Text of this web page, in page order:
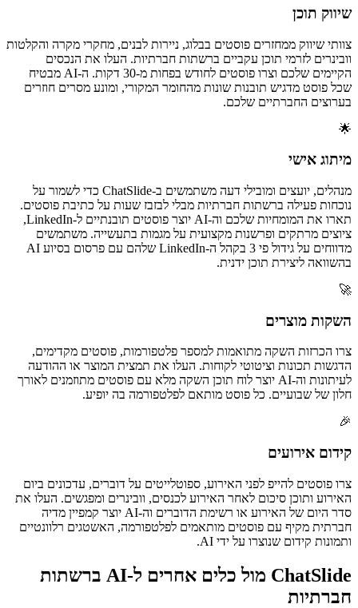
שיווק תוכן
צוותי שיווק ממחזרים פוסטים בבלוג, ניירות לבנים, מחקרי מקרה והקלטות
וובינרים לזרמי תוכן עקביים ברשתות חברתיות. העלו את הנכסים
הקיימים שלכם וצרו פוסטים לחודש בפחות מ-30 דקות. ה-AI מבטיח
שכל פוסט מדגיש תובנות שונות מהחומר המקורי, ומונע מסרים חוזרים
בערוצים החברתיים שלכם.
🌟
מיתוג אישי
מנהלים, יועצים ומובילי דעה משתמשים ב-ChatSlide כדי לשמור על
נוכחות פעילה ברשתות חברתיות מבלי לבזבז שעות על כתיבת פוסטים.
תארו את המומחיות שלכם וה-AI יוצר פוסטים תובנתיים ל-LinkedIn,
ציוצים מרתקים ופרשנות מקצועית על מגמות בתעשייה. משתמשים
מדווחים על גידול פי 3 בקהל ה-LinkedIn שלהם עם פרסום בסיוע AI
בהשוואה ליצירת תוכן ידנית.
🚀
השקות מוצרים
צרו הכרזות השקה מתואמות למספר פלטפורמות, פוסטים מקדימים,
הדגשות תכונות וציטוטי לקוחות. העלו את תמצית המוצר או ההודעה
לעיתונות וה-AI יוצר לוח תוכן השקה מלא עם פוסטים מתוזמנים לאורך
חלון של שבועיים. כל פוסט מותאם לפלטפורמה בה יופיע.
🎉
קידום אירועים
צרו פוסטים להייפ לפני האירוע, ספוטלייטים על דוברים, עדכונים ביום
האירוע ותוכן סיכום לאחר האירוע לכנסים, וובינרים ומפגשים. העלו את
סדר היום של האירוע או רשימת הדוברים וה-AI יוצר קמפיין מדיה
חברתית מקיף עם פוסטים מותאמים לפלטפורמה, האשטגים רלוונטיים
ותמונות קידום שנוצרו על ידי AI.
ChatSlide מול כלים אחרים ל-AI ברשתות
חברתיות